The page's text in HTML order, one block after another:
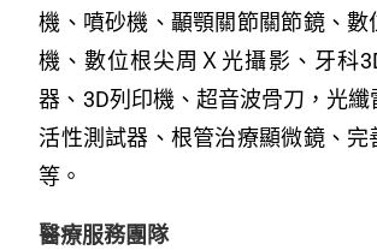
機、噴砂機、顳顎關節關節鏡、數
機、數位根尖周Ｘ光攝影、牙科
器、3D列印機、超音波骨刀，光
活性測試器、根管治療顯微鏡、完
等。
醫療服務團隊